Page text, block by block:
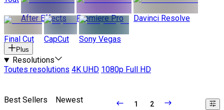
After Effects
Premiere Pro Davinci Resolve
Final Cut CapCut Sony Vegas
Plus
Resolutions
Toutes resolutions 4K UHD 1080p Full HD
Best Sellers Newest 1 2